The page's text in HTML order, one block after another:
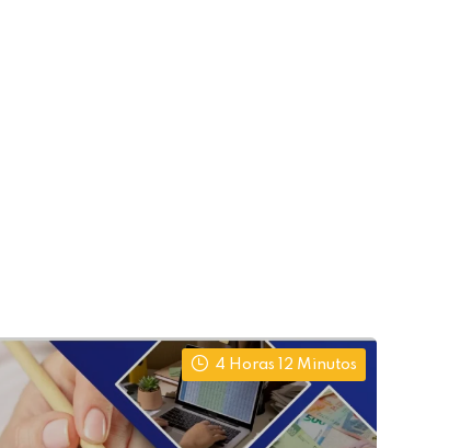
4 Horas 12 Minutos